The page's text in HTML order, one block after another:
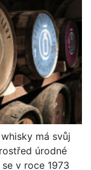
má svůj
úrodné
v roce 1973